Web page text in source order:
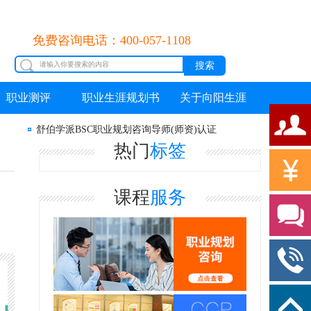
免费咨询电话：400-057-1108
职业测评 职业生涯规划书 关于向阳生涯
舒伯学派BSC职业规划咨询导师(师资)认证
热门标签
课程服务